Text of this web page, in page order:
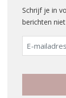
Schrijf je in
berichten
E-
mailadres